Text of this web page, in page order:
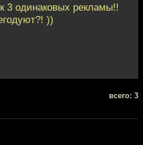
3 одинаковых рекламы!!
))
всего: 3